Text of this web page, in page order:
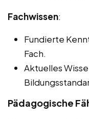
Fachwissen:
Fundierte
Fach.
Aktuelles
Pädagogische